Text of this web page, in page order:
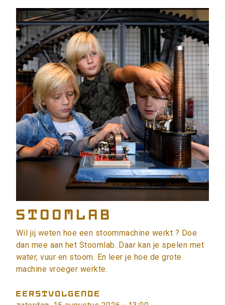
Stoomlab
Wil jij weten hoe een stoommachine werkt ? Doe
dan mee aan het Stoomlab. Daar kan je spelen met
water, vuur en stoom. En leer je hoe de grote
machine vroeger werkte.
EERSTVOLGENDE